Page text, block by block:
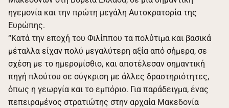
ηγεμονία και την πρώτη μεγάλη Αυτοκρατορία της
Ευρώπης.
“Κατά την εποχή του Φιλίππου τα πολύτιμα και βασικά
μέταλλα είχαν πολύ μεγαλύτερη αξία από σήμερα, σε
σχέση με το ημερομίσθιο, και αποτέλεσαν σημαντική
πηγή πλούτου σε σύγκριση με άλλες δραστηριότητες,
όπως η γεωργία και το εμπόριο. Για παράδειγμα, ένας
πεπειραμένος στρατιώτης στην αρχαία Μακεδονία